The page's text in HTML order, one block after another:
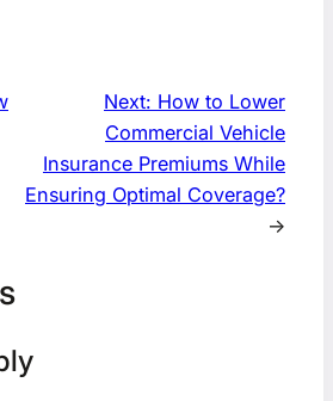
Next: How to Lower
Commercial Vehicle
Insurance Premiums While
Ensuring Optimal Coverage?
→